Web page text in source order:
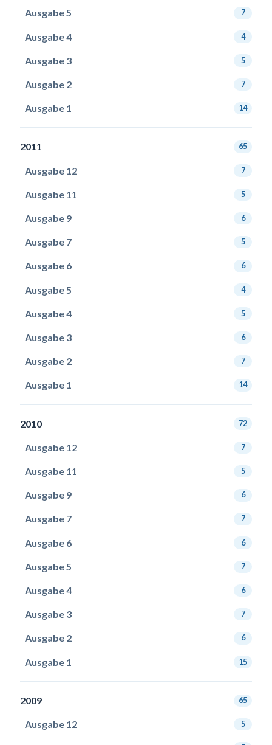
Ausgabe 5 7
Ausgabe 4 4
Ausgabe 3 5
Ausgabe 2 7
Ausgabe 1 14
2011 65
Ausgabe 12 7
Ausgabe 11 5
Ausgabe 9 6
Ausgabe 7 5
Ausgabe 6 6
Ausgabe 5 4
Ausgabe 4 5
Ausgabe 3 6
Ausgabe 2 7
Ausgabe 1 14
2010 72
Ausgabe 12 7
Ausgabe 11 5
Ausgabe 9 6
Ausgabe 7 7
Ausgabe 6 6
Ausgabe 5 7
Ausgabe 4 6
Ausgabe 3 7
Ausgabe 2 6
Ausgabe 1 15
2009 65
Ausgabe 12 5